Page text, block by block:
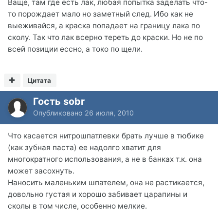
Ваще, там где есть лак, любая попытка заделать что-
то порождает мало но заметный след. Ибо как не
выеживайся, а краска попадает на границу лака по
сколу. Так что лак всерно тереть до краски. Но не по
всей позиции ессно, а токо по щели.
Цитата
Гость sobr
Опубликовано 26 июля, 2010
Что касается нитрошпатлевки брать лучше в тюбике
(как зубная паста) ее надолго хватит для
многократного использования, а не в банках т.к. она
может засохнуть.
Наносить маленьким шпателем, она не растикается,
довольно густая и хорошо забивает царапины и
сколы в том числе, особенно мелкие.